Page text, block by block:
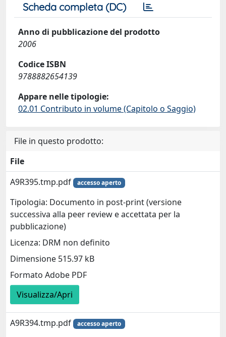
Scheda completa (DC)
Anno di pubblicazione del prodotto
2006
Codice ISBN
9788882654139
Appare nelle tipologie:
02.01 Contributo in volume (Capitolo o Saggio)
File in questo prodotto:
File
A9R395.tmp.pdf
accesso aperto
Tipologia: Documento in post-print (versione
successiva alla peer review e accettata per la
pubblicazione)
Licenza: DRM non definito
Dimensione 515.97 kB
Formato Adobe PDF
Visualizza/Apri
A9R394.tmp.pdf accesso aperto